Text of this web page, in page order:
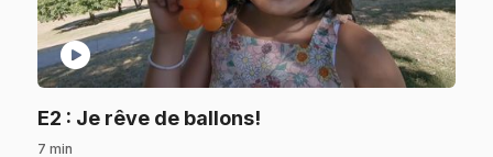
play_circle
E2 : Je rêve de ballons!
7 min